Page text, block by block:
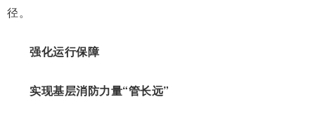
径。
强化运行保障
实现基层消防力量“管长远”